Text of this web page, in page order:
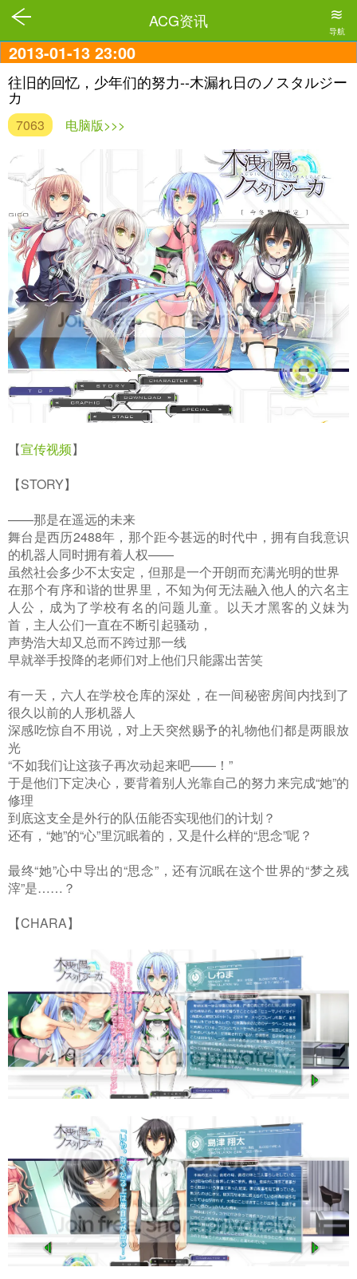
ACG资讯 ≋
导航
2013-01-13 23:00
往旧的回忆，少年们的努力--木漏れ日のノスタルジー
カ
7063 电脑版>>>
【宣传视频】
【STORY】
——那是在遥远的未来
舞台是西历2488年，那个距今甚远的时代中，拥有自我意识
的机器人同时拥有着人权——
虽然社会多少不太安定，但那是一个开朗而充满光明的世界
在那个有序和谐的世界里，不知为何无法融入他人的六名主
人公，成为了学校有名的问题儿童。以天才黑客的义妹为
首，主人公们一直在不断引起骚动，
声势浩大却又总而不跨过那一线
早就举手投降的老师们对上他们只能露出苦笑
有一天，六人在学校仓库的深处，在一间秘密房间内找到了
很久以前的人形机器人
深感吃惊自不用说，对上天突然赐予的礼物他们都是两眼放
光
“不如我们让这孩子再次动起来吧——！”
于是他们下定决心，要背着别人光靠自己的努力来完成“她”的
修理
到底这支全是外行的队伍能否实现他们的计划？
还有，“她”的“心”里沉眠着的，又是什么样的“思念”呢？
最终“她”心中导出的“思念”，还有沉眠在这个世界的“梦之残
滓”是……？
【CHARA】